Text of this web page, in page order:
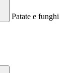
Patate e funghi